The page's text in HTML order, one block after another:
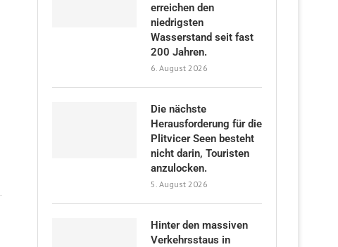
erreichen den
niedrigsten
Wasserstand seit fast
200 Jahren.
6. August 2026
Die nächste
Herausforderung für die
Plitvicer Seen besteht
nicht darin, Touristen
anzulocken.
5. August 2026
Hinter den massiven
Verkehrsstaus in